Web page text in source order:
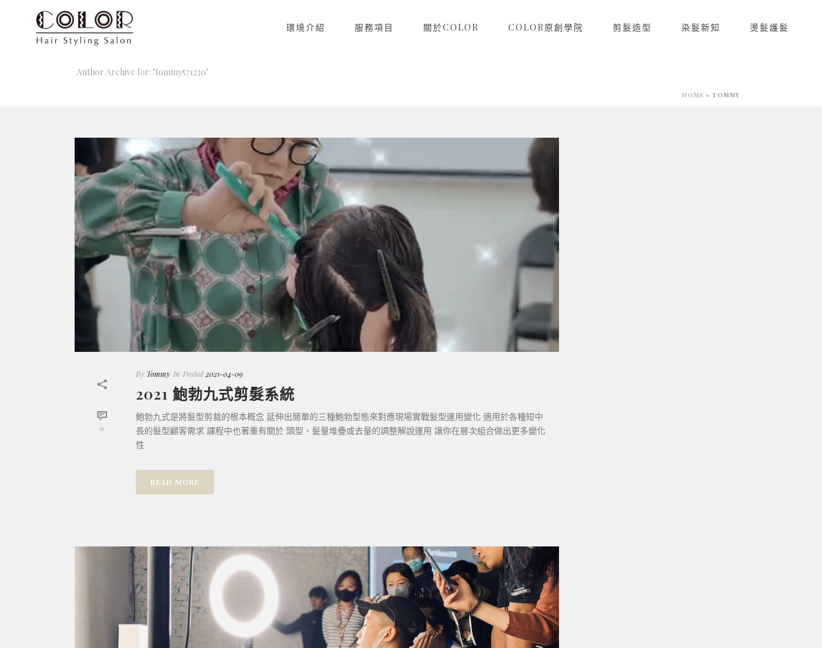
環境介紹 服務項目 關於COLOR COLOR原創學院 剪髮造型 染髮新知 燙髮護髮
Author Archive for: "tommy571230"
HOME » TOMMY
0
By Tommy In Posted 2021-04-09
2021 鮑勃九式剪髮系統
鮑勃九式是將髮型剪裁的根本概念 延伸出簡單的三種鮑勃型態來對應現場實戰髮型運用變化 適用於各種短中
長的髮型顧客需求 課程中也著重有關於 頭型、髮量堆疊或去量的調整解說運用 讓你在層次組合做出更多變化
性
READ MORE